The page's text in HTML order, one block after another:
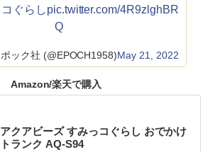
ぐらしpic.twitter.com/4R9zlghBR
Q
ック社 (@EPOCH1958)May 21, 2022
Amazon/楽天で購入
アクアビーズ すみっコぐらし おでかけ
トランク AQ-S94